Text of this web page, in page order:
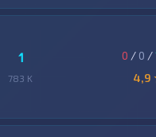
1
783 K
0 / 0 /
4,9